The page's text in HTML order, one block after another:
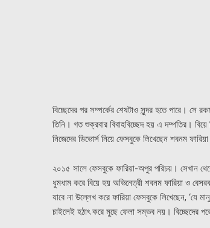
বিচ্ছেদের পর সম্পর্কের শেষটাও সুন্দর হতে পারে। সে
তিনি। গত শুক্রবার বিবাহবিচ্ছেদ হয় এ দম্পতির।
নিজেদের ডিভোর্স নিয়ে ফেসবুকে লিখেছেন শবনম
২০১৫ সালে ফেসবুকে ফারিয়া-অপুর পরিচয়। সেখান
ধুমধাম করে বিয়ে হয় অভিনেত্রী শবনম ফারিয়া ও
যাবে না উল্লেখ করে ফারিয়া ফেসবুকে লিখেছেন, ‘যে
চাইলেই হঠাৎ করে মুছে ফেলা সম্ভব নয়। বিচ্ছেদের